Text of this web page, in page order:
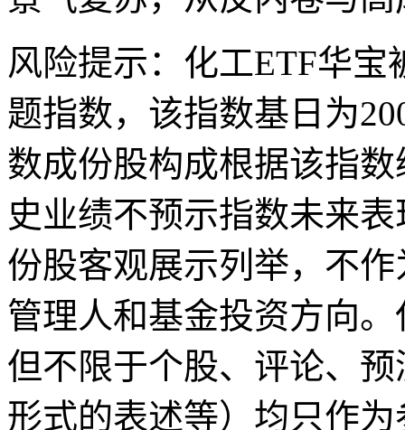
风险提示：化工ETF华
题指数，该指数基日为
数成份股构成根据该指
史业绩不预示指数未来
份股客观展示列举，不
管理人和基金投资方向
但不限于个股、评论、
形式的表述等）均只作